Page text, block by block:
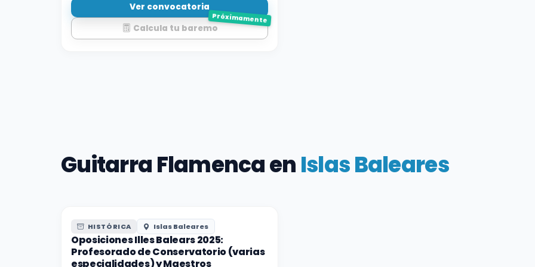
Ver convocatoria
Calcula tu baremo
Próximamente
Guitarra Flamenca enIslas Baleares
HISTÓRICA Islas Baleares
Oposiciones Illes Balears 2025:
Profesorado de Conservatorio (varias
especialidades) y Maestros